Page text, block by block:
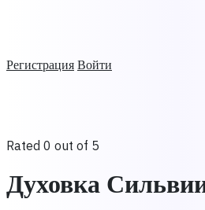
Регистрация Войти
Rated 0 out of 5
Духовка